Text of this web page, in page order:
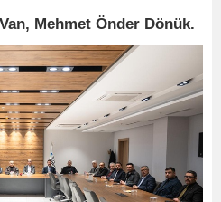
Mehmet Önder Dönük.